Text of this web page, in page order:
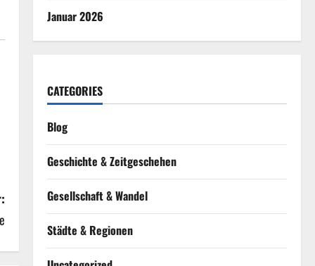
Januar 2026
CATEGORIES
Blog
Geschichte & Zeitgeschehen
Gesellschaft & Wandel
Städte & Regionen